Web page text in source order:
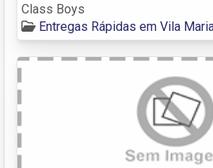
Class Boys
Entregas Rápidas em Vila